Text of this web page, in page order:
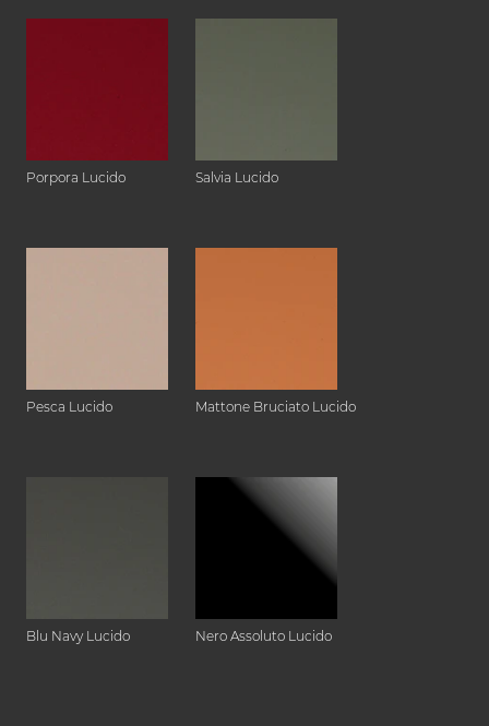
Porpora Lucido Salvia Lucido
Pesca Lucido Mattone Bruciato Lucido
Blu Navy Lucido Nero Assoluto Lucido